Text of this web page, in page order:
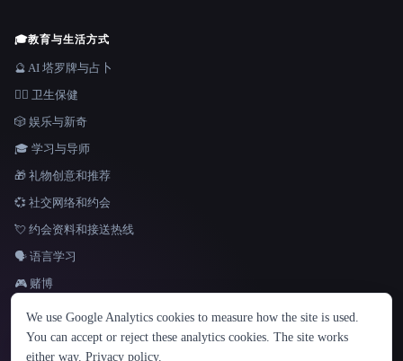
语言
English español Français Русский 简体中文
Hindi
🎓教育与生活方式
🔮 AI 塔罗牌与占卜
👩‍⚕️ 卫生保健
🎲 娱乐与新奇
🎓 学习与导师
🎁 礼物创意和推荐
💞 社交网络和约会
💘 约会资料和接送热线
🗣️ 语言学习
🎮 赌博
We use Google Analytics cookies to measure how the site is used.
You can accept or reject these analytics cookies. The site works
either way. Privacy policy.